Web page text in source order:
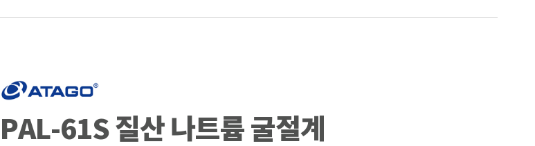
PAL-61S 질산 나트륨 굴절계